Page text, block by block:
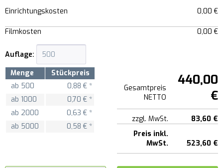
Einrichtungskosten 0,00 €
Filmkosten 0,00 €
Auflage:
Menge
Stückpreis
ab 500
0,88 € *
ab 1000
0,70 € *
ab 2000
0,63 € *
ab 5000 0,58 € *
Gesamtpreis
NETTO
440,00
€
zzgl. MwSt.
83,60 €
Preis inkl.
MwSt.
523,60 €